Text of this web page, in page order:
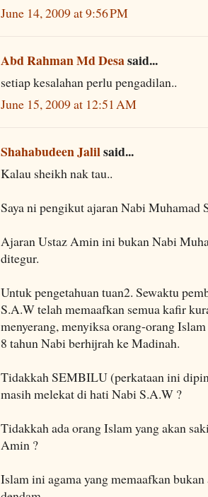
June 14, 2009 at 9:56 PM
Abd Rahman Md Desasaid...
setiap kesalahan perlu pengadilan..
June 15, 2009 at 12:51 AM
Shahabudeen Jalilsaid...
Kalau sheikh nak tau..
Saya ni pengikut ajaran Nabi Muhamad
Ajaran Ustaz Amin ini bukan Nabi
ditegur.
Untuk pengetahuan tuan2. Sewaktu
S.A.W telah memaafkan semua kafir
menyerang, menyiksa orang-orang
8 tahun Nabi berhijrah ke Madinah.
Tidakkah SEMBILU (perkataan ini
masih melekat di hati Nabi S.A.W ?
Tidakkah ada orang Islam yang akan
Amin ?
Islam ini agama yang memaafkan